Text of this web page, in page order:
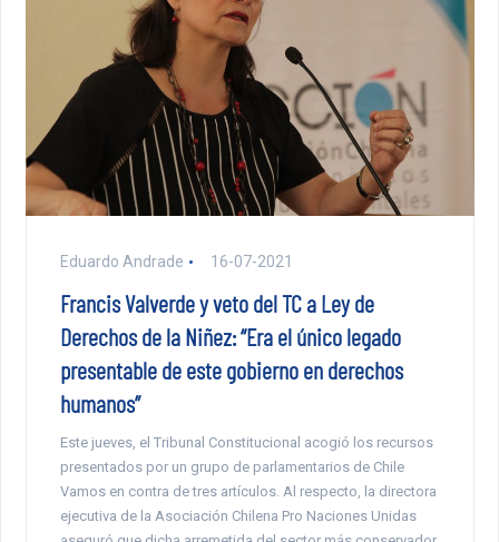
Eduardo Andrade 16-07-2021
Francis Valverde y veto del TC a Ley de
Derechos de la Niñez: “Era el único legado
presentable de este gobierno en derechos
humanos”
Este jueves, el Tribunal Constitucional acogió los recursos
presentados por un grupo de parlamentarios de Chile
Vamos en contra de tres artículos. Al respecto, la directora
ejecutiva de la Asociación Chilena Pro Naciones Unidas